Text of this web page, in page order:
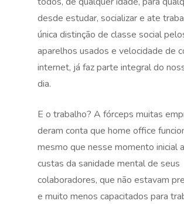
desde estudar, socializar e ate
única distinção de classe social
aparelhos usados e velocidade de
internet, já faz parte integral do
dia.
E o trabalho? A fórceps muitas
deram conta que home office
mesmo que nesse momento inicial
custas da sanidade mental de seus
colaboradores, que não estavam
e muito menos capacitados para